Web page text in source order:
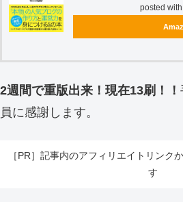
posted with
2週間で重版出来！現在13刷！！
員に感謝します。
［PR］記事内のアフィリエイトリンク
す